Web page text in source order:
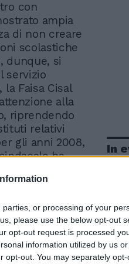
or processing of your
please use the below opt-out
opt-out request is processed
information utilized by us
opt-out. You may separately
con
ampia
di non creare
scolastiche
dunque, si
servizio
Faisa Cisal
alla
riprendendo
relativi
gli anni 2008,
ha
del personale
via provvisoria,
del
la corretta
In